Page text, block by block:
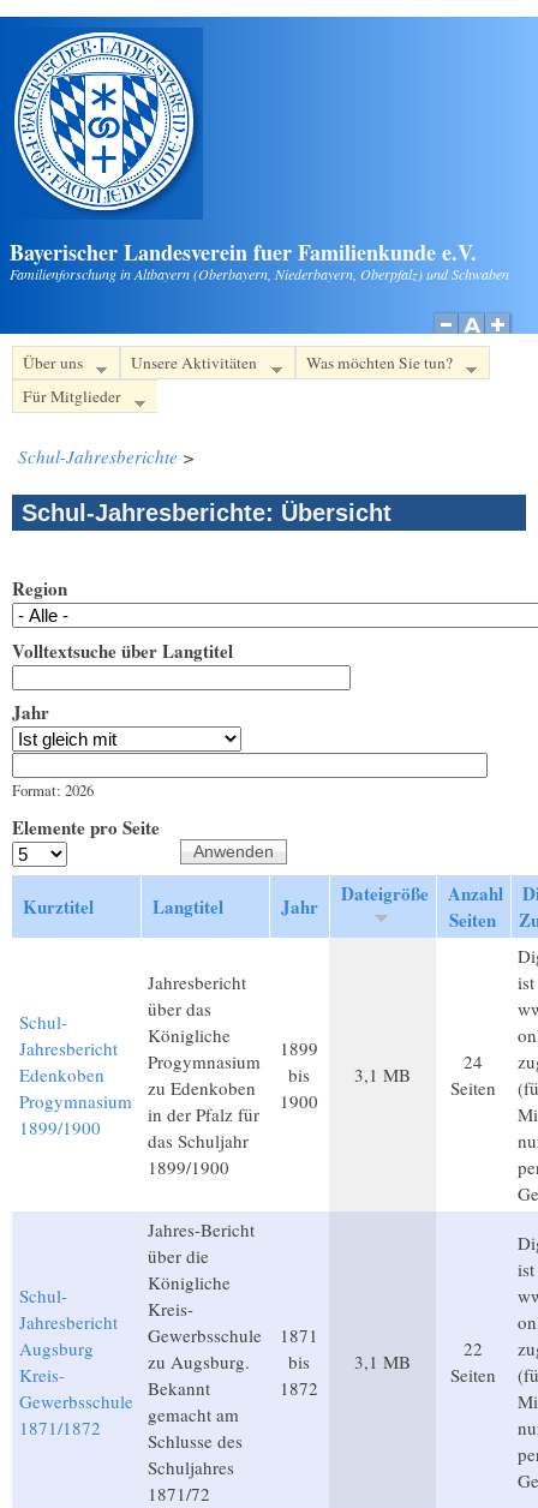
Direkt zum Inhalt
Bayerischer Landesverein fuer Familienkunde e.V.
Familienforschung in Altbayern (Oberbayern, Niederbayern, Oberpfalz) und Schwaben
Über uns Unsere Aktivitäten
Was möchten Sie tun?
Für Mitglieder
Schul-Jahresberichte >
Schul-Jahresberichte: Übersicht
Region
Volltextsuche über Langtitel
Jahr
Format: 2026
Elemente pro Seite
Kurztitel Langtitel Jahr Dateigröße
Anzahl
Seiten
Schul-
Jahresbericht
Edenkoben
Progymnasium
1899/1900
Jahresbericht
über das
Königliche
Progymnasium
zu Edenkoben
in der Pfalz für
das Schuljahr
1899/1900
1899
bis
1900
3,1 MB
24
Seiten
Schul-
Jahresbericht
Augsburg
Kreis-
Gewerbsschule
1871/1872
Jahres-Bericht
über die
Königliche
Kreis-
Gewerbsschule
zu Augsburg.
Bekannt
gemacht am
Schlusse des
Schuljahres
1871/72
1871
bis
1872
3,1 MB
22
Seiten